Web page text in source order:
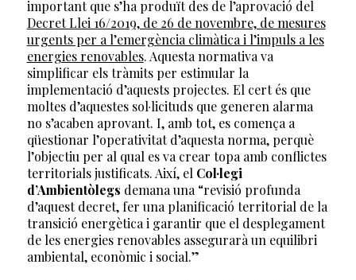
important que s’ha produït des de l’aprovació del
Decret Llei 16/2019, de 26 de novembre, de mesures
urgents per a l’emergència climàtica i l’impuls a les
energies renovables. Aquesta normativa va
simplificar els tràmits per estimular la
implementació d’aquests projectes. El cert és que
moltes d’aquestes sol·licituds que generen alarma
no s’acaben aprovant. I, amb tot, es comença a
qüestionar l’operativitat d’aquesta norma, perquè
l’objectiu per al qual es va crear topa amb conflictes
territorials justificats. Així, el Col·legi
d’Ambientòlegs demana una “revisió profunda
d’aquest decret, fer una planificació territorial de la
transició energètica i garantir que el desplegament
de les energies renovables assegurarà un equilibri
ambiental, econòmic i social.”